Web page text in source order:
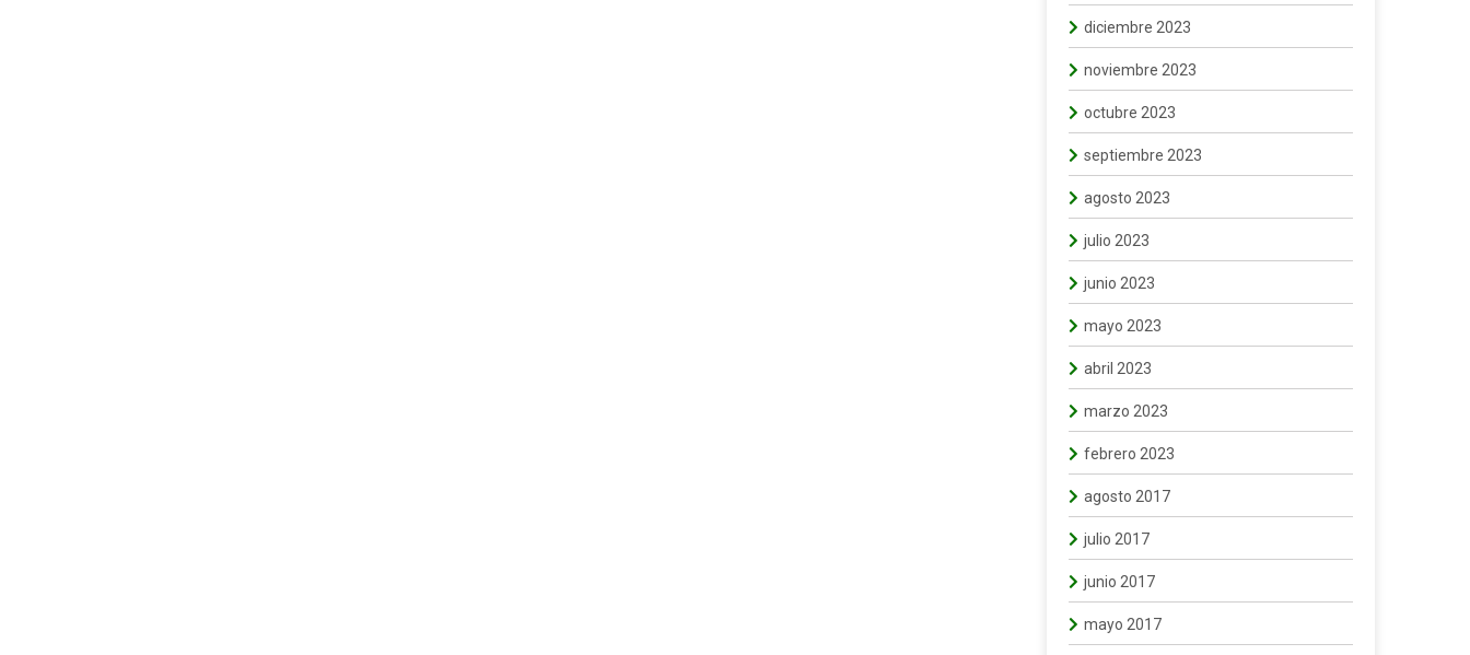
diciembre 2023
noviembre 2023
octubre 2023
septiembre 2023
agosto 2023
julio 2023
junio 2023
mayo 2023
abril 2023
marzo 2023
febrero 2023
agosto 2017
julio 2017
junio 2017
mayo 2017